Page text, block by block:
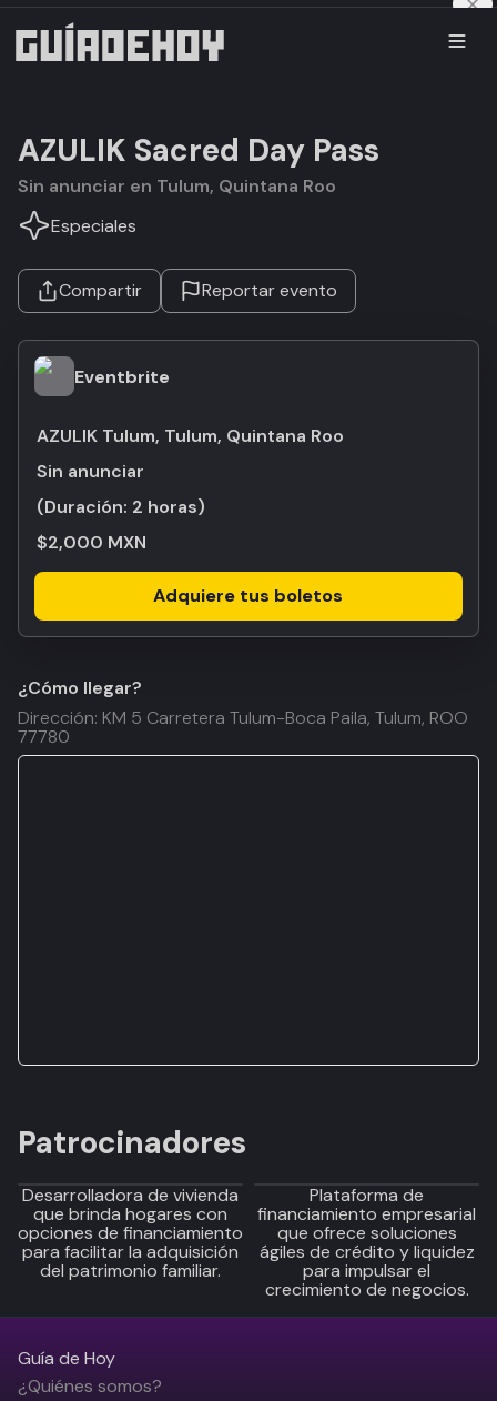
AZULIK Sacred Day Pass
Sin anunciar en Tulum, Quintana Roo
Especiales
Compartir Reportar evento
Eventbrite
AZULIK Tulum, Tulum, Quintana Roo
Sin anunciar
(Duración: 2 horas)
$2,000 MXN
Adquiere tus boletos
¿Cómo llegar?
Dirección: KM 5 Carretera Tulum-Boca Paila, Tulum, ROO
77780
Patrocinadores
Desarrolladora de vivienda
que brinda hogares con
opciones de financiamiento
para facilitar la adquisición
del patrimonio familiar.
Plataforma de
financiamiento empresarial
que ofrece soluciones
ágiles de crédito y liquidez
para impulsar el
crecimiento de negocios.
Guía de Hoy
¿Quiénes somos?